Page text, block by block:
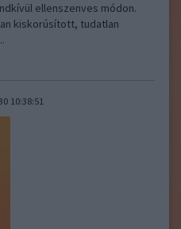
ellenszenves módon.
kiskorúsított, tudatlan
10:38:51